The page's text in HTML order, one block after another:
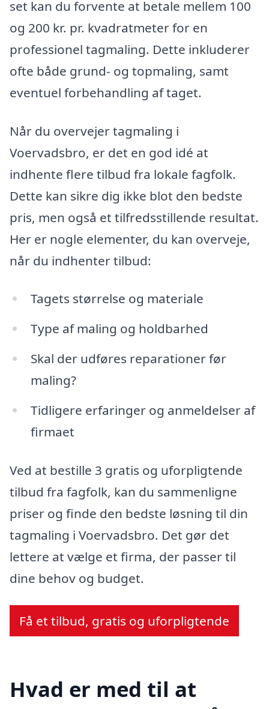
set kan du forvente at betale mellem 100
og 200 kr. pr. kvadratmeter for en
professionel tagmaling. Dette inkluderer
ofte både grund- og topmaling, samt
eventuel forbehandling af taget.
Når du overvejer tagmaling i
Voervadsbro, er det en god idé at
indhente flere tilbud fra lokale fagfolk.
Dette kan sikre dig ikke blot den bedste
pris, men også et tilfredsstillende resultat.
Her er nogle elementer, du kan overveje,
når du indhenter tilbud:
Tagets størrelse og materiale
Type af maling og holdbarhed
Skal der udføres reparationer før
maling?
Tidligere erfaringer og anmeldelser af
firmaet
Ved at bestille 3 gratis og uforpligtende
tilbud fra fagfolk, kan du sammenligne
priser og finde den bedste løsning til din
tagmaling i Voervadsbro. Det gør det
lettere at vælge et firma, der passer til
dine behov og budget.
Få et tilbud, gratis og uforpligtende
Hvad er med til at